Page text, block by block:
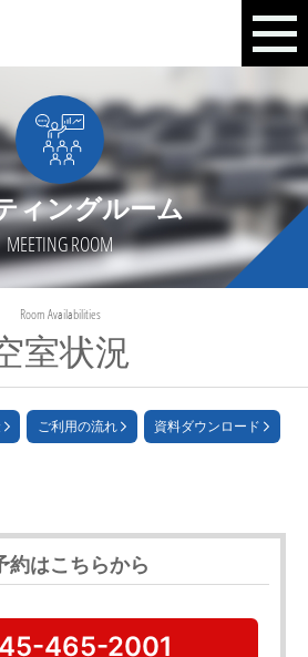
ィングルーム
MEETING ROOM
室状況
Room Availabilities
ご利用の流れ 資料ダウンロード
約はこちらから
465-2001